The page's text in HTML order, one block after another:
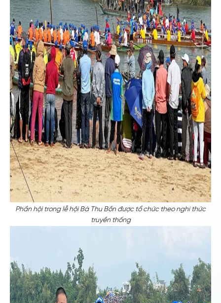
Phần hội trong lễ hội Bà Thu Bồn được tổ chức theo nghi thức
truyền thống